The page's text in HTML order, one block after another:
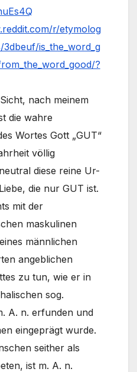
r/etymolog
is_the_word_g
?
nach meinem
die wahre
Wortes Gott „GUT“
völlig
diese reine Ur-
die nur GUT ist.
mit der
maskulinen
männlichen
angeblichen
zu tun, wie er in
sog.
A. n. erfunden und
eingeprägt wurde.
seither als
ist m. A. n.